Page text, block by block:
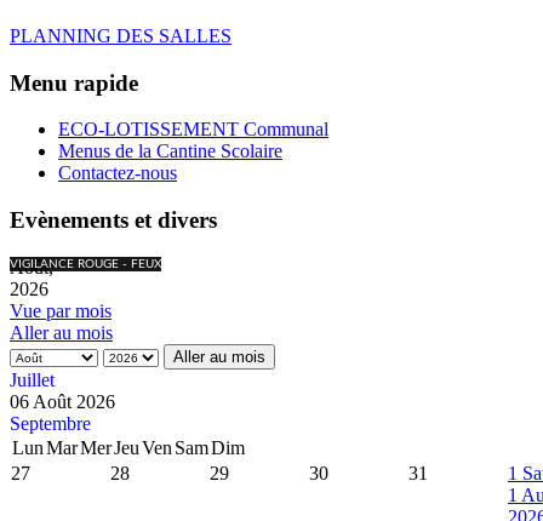
PLANNING DES SALLES
Menu rapide
ECO-LOTISSEMENT Communal
Menus de la Cantine Scolaire
Contactez-nous
Evènements et divers
VIGILANCE ROUGE - FEUX
Août,
2026
Vue par mois
Aller au mois
Aller au mois
Juillet
06 Août 2026
Septembre
LunMarMerJeuVen SamDim
27
28 29 30 31 1
1